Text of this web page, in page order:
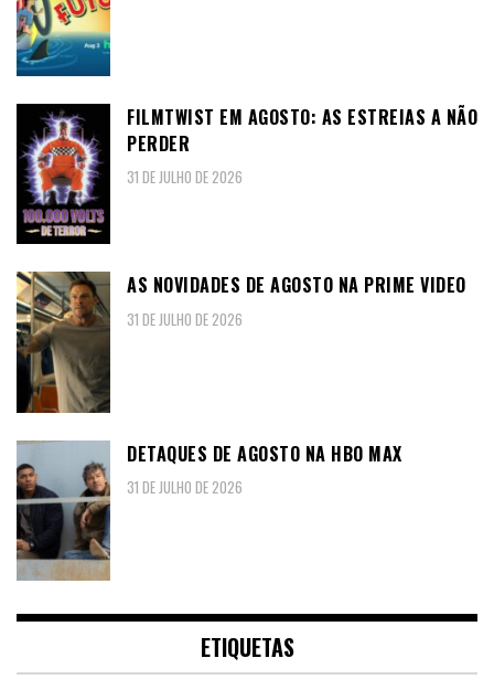
FILMTWIST EM AGOSTO: AS ESTREIAS A NÃO
PERDER
31 DE JULHO DE 2026
AS NOVIDADES DE AGOSTO NA PRIME VIDEO
31 DE JULHO DE 2026
DETAQUES DE AGOSTO NA HBO MAX
31 DE JULHO DE 2026
ETIQUETAS